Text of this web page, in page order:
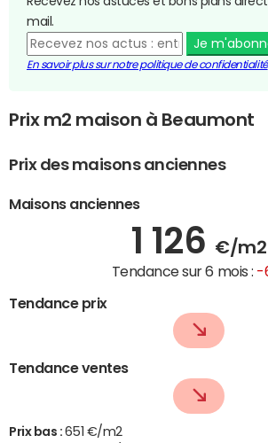
mail.
Je
En savoir plus sur notre politique de confidentialité
Prix m2 maison à Beaumont
Prix des maisons anciennes
Maisons anciennes
1 126 €/m2
Tendance sur 6 mois : -
Tendance prix
Tendance ventes
Prix bas : 651 €/m2